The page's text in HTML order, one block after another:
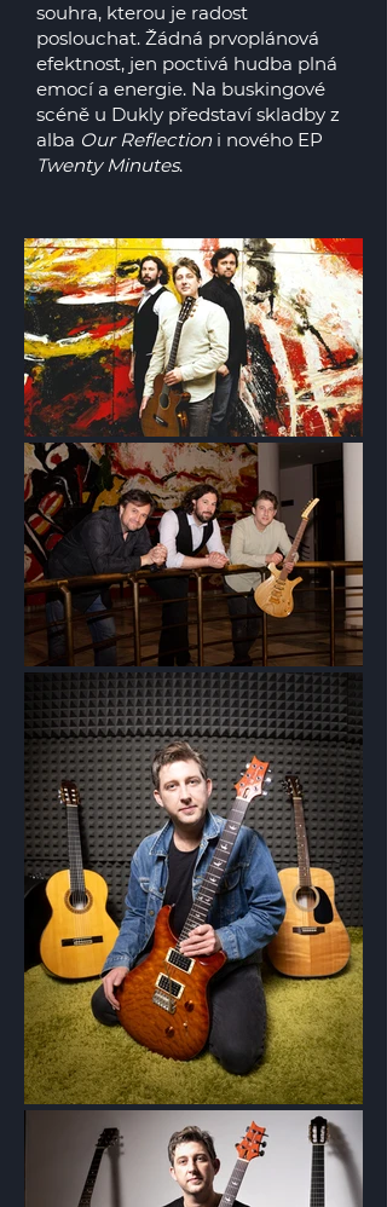
souhra, kterou je radost
poslouchat. Žádná prvoplánová
efektnost, jen poctivá hudba plná
emocí a energie. Na buskingové
scéně u Dukly představí skladby z
alba Our Reflection i nového EP
Twenty Minutes.